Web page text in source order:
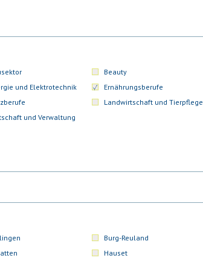
Beauty
und Elektrotechnik Ernährungsberufe
Landwirtschaft und Tierpflege
und Verwaltung
Burg-Reuland
Hauset